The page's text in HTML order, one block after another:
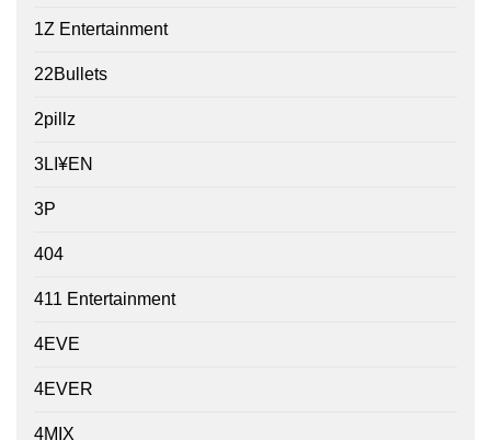
1Z Entertainment
22Bullets
2pillz
3LI¥EN
3P
404
411 Entertainment
4EVE
4EVER
4MIX